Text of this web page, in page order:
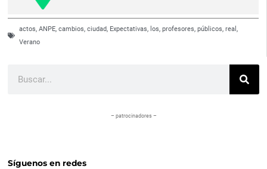
actos ,ANPE ,cambios ,ciudad Expectativas los ,profesores ,públicos ,real
Verano
– patrocinadores –
Síguenos en redes